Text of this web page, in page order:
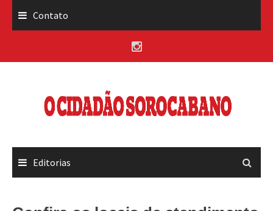
Contato
Editorias